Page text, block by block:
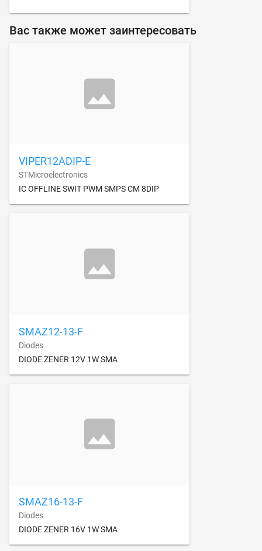
Вас также может заинтересовать
VIPER12ADIP-E
STMicroelectronics
IC OFFLINE SWIT PWM SMPS CM 8DIP
SMAZ12-13-F
Diodes
DIODE ZENER 12V 1W SMA
SMAZ16-13-F
Diodes
DIODE ZENER 16V 1W SMA